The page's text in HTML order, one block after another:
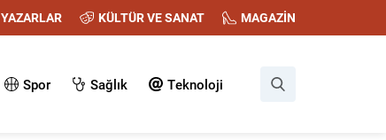
YAZARLAR KÜLTÜR VE SANAT MAGAZİN
Spor Sağlık Teknoloji